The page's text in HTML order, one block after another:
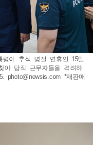
이 추석 명절 연휴인 15일
아 당직 근무자들을 격려하
photo@newsis.com *재판매